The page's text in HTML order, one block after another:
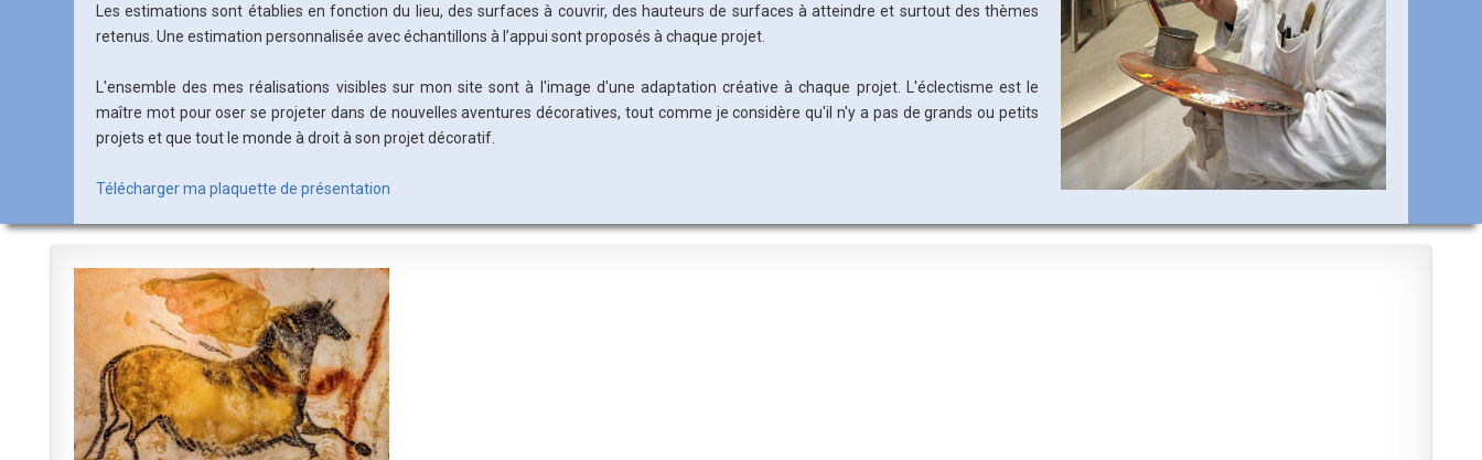
Les estimations sont établies en fonction du lieu, des surfaces à couvrir, des hauteurs de surfaces à atteindre et surtout des thèmes
retenus. Une estimation personnalisée avec échantillons à l’appui sont proposés à chaque projet.
L'ensemble des mes réalisations visibles sur mon site sont à l'image d'une adaptation créative à chaque projet. L'éclectisme est le
maître mot pour oser se projeter dans de nouvelles aventures décoratives, tout comme je considère qu'il n'y a pas de grands ou petits
projets et que tout le monde à droit à son projet décoratif.
Télécharger ma plaquette de présentation